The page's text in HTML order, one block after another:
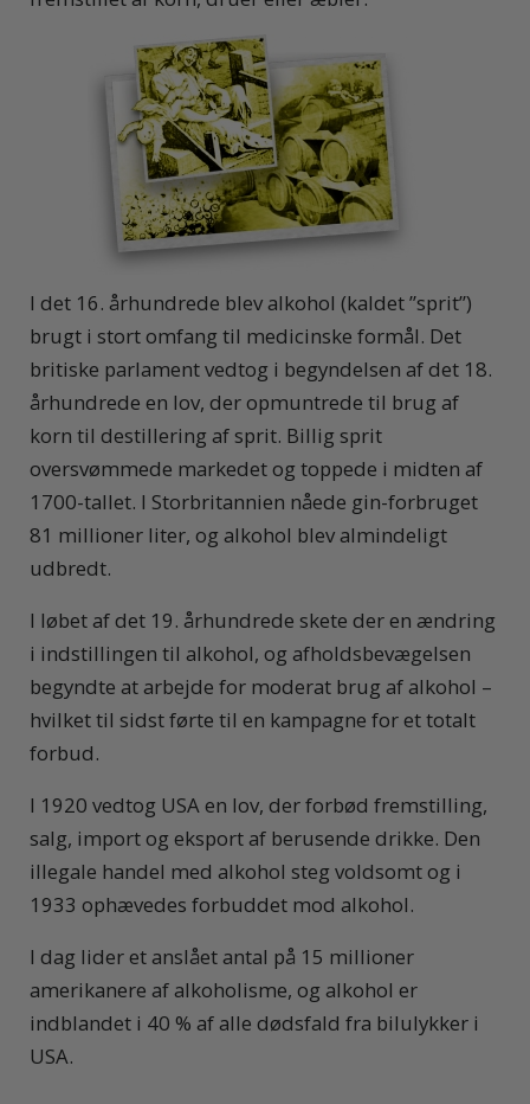
I det 16. århundrede blev alkohol (kaldet ”sprit”)
brugt i stort omfang til medicinske formål. Det
britiske parlament vedtog i begyndelsen af det 18.
århundrede en lov, der opmuntrede til brug af
korn til destillering af sprit. Billig sprit
oversvømmede markedet og toppede i midten af
1700-tallet. I Storbritannien nåede gin-forbruget
81 millioner liter, og alkohol blev almindeligt
udbredt.
I løbet af det 19. århundrede skete der en ændring
i indstillingen til alkohol, og afholdsbevægelsen
begyndte at arbejde for moderat brug af alkohol –
hvilket til sidst førte til en kampagne for et totalt
forbud.
I 1920 vedtog USA en lov, der forbød fremstilling,
salg, import og eksport af berusende drikke. Den
illegale handel med alkohol steg voldsomt og i
1933 ophævedes forbuddet mod alkohol.
I dag lider et anslået antal på 15 millioner
amerikanere af alkoholisme, og alkohol er
indblandet i 40 % af alle dødsfald fra bilulykker i
USA.